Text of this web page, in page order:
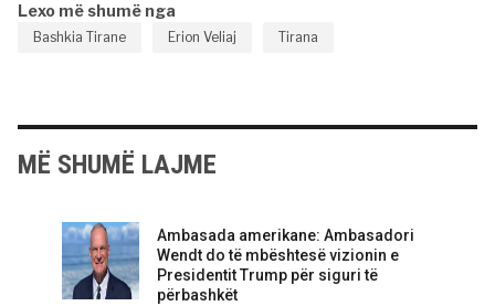
Lexo më shumë nga
Bashkia Tirane Erion Veliaj Tirana
MË SHUMË LAJME
Ambasada amerikane: Ambasadori
Wendt do të mbështesë vizionin e
Presidentit Trump për siguri të
përbashkët